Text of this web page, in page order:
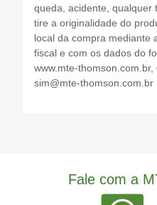
queda, acidente, qualquer
tire a originalidade do
local da compra mediante
fiscal e com os dados do
www.mte-
sim@mte-thomson.com.br
Fale com a